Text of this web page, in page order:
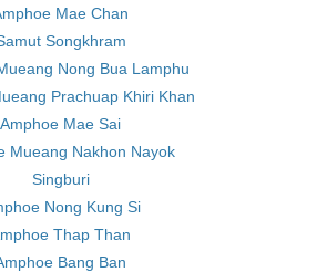
Mae Chan
Songkhram
Nong Bua Lamphu
Prachuap Khiri Khan
Amphoe Mae Sai
Mueang Nakhon Nayok
Singburi
Nong Kung Si
Thap Than
Bang Ban